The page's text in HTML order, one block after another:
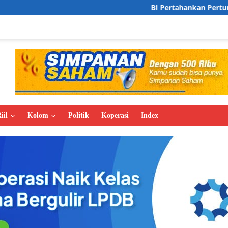
BI Pertahankan Pertumbuhan Ekonomi
Kolom Politik Koperasi Index